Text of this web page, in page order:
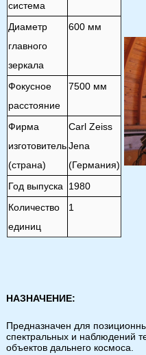
система
Диаметр
главного
зеркала
600 мм
Фокусное
расстояние
7500 мм
Фирма
изготовитель
(страна)
Carl Zeiss
Jena
(Германия)
Год выпуска
1980
Количество
единиц
1
НАЗНАЧЕНИЕ:
Предназначен для
спектральных и наблюдений
объектов дальнего космоса.